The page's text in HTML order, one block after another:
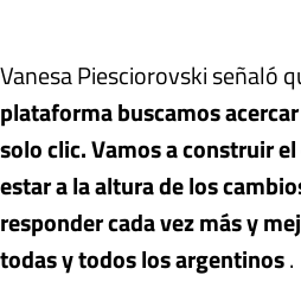
Vanesa Piesciorovski señaló
plataforma buscamos
solo clic. Vamos a construir
estar a la altura de los
responder cada vez más y
todas y todos los argentinos.